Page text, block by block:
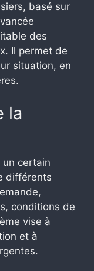
basé sur
des
Il permet de
situation, en
la
un certain
différents
conditions de
vise à
et à